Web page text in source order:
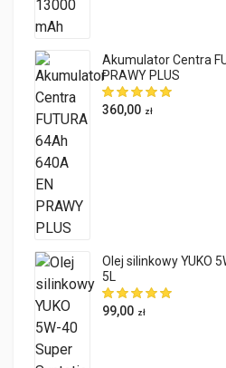
Akumulator Centra
PRAWY PLUS
360,00 zł
Olej silinkowy YUKO
5L
99,00 zł